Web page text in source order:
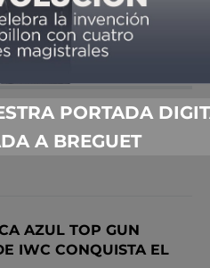
ÍCONO SE AGRANDA
AZUL TOP GUN
IWC CONQUISTA EL
PORTADA
A BREGUET